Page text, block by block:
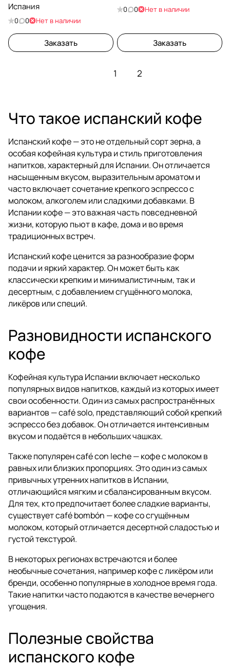
Испания
0 0 Нет в наличии
Заказать
0 0 Нет в наличии
Заказать
1 2
Что такое испанский кофе
Испанский кофе — это не отдельный сорт зерна, а
особая кофейная культура и стиль приготовления
напитков, характерный для Испании. Он отличается
насыщенным вкусом, выразительным ароматом и
часто включает сочетание крепкого эспрессо с
молоком, алкоголем или сладкими добавками. В
Испании кофе — это важная часть повседневной
жизни, которую пьют в кафе, дома и во время
традиционных встреч.
Испанский кофе ценится за разнообразие форм
подачи и яркий характер. Он может быть как
классически крепким и минималистичным, так и
десертным, с добавлением сгущённого молока,
ликёров или специй.
Разновидности испанского
кофе
Кофейная культура Испании включает несколько
популярных видов напитков, каждый из которых имеет
свои особенности. Один из самых распространённых
вариантов — café solo, представляющий собой крепкий
эспрессо без добавок. Он отличается интенсивным
вкусом и подаётся в небольших чашках.
Также популярен café con leche — кофе с молоком в
равных или близких пропорциях. Это один из самых
привычных утренних напитков в Испании,
отличающийся мягким и сбалансированным вкусом.
Для тех, кто предпочитает более сладкие варианты,
существует café bombón — кофе со сгущённым
молоком, который отличается десертной сладостью и
густой текстурой.
В некоторых регионах встречаются и более
необычные сочетания, например кофе с ликёром или
бренди, особенно популярные в холодное время года.
Такие напитки часто подаются в качестве вечернего
угощения.
Полезные свойства
испанского кофе